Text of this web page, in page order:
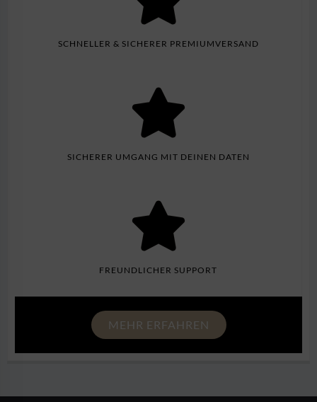
SCHNELLER & SICHERER PREMIUMVERSAND
SICHERER UMGANG MIT DEINEN DATEN
FREUNDLICHER SUPPORT
MEHR ERFAHREN